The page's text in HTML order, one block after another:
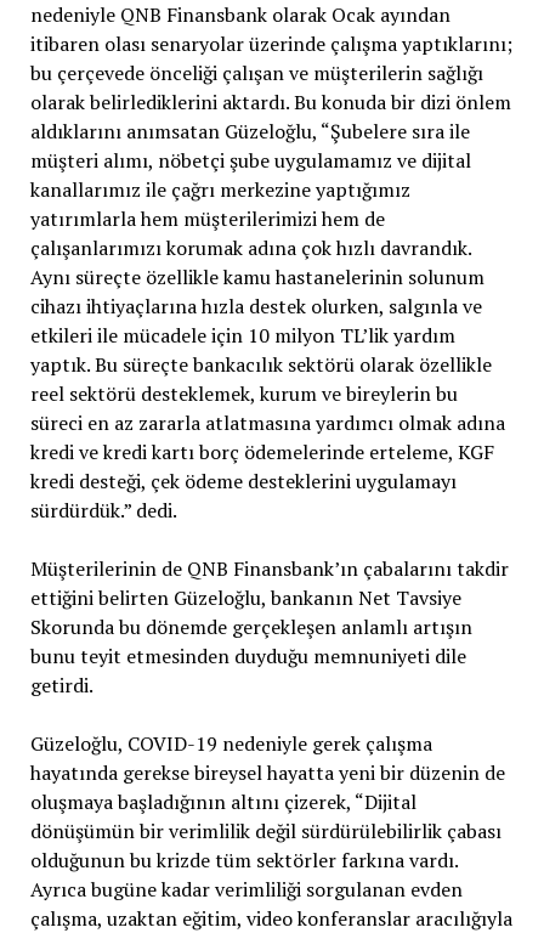
nedeniyle QNB Finansbank olarak Ocak ayından
itibaren olası senaryolar üzerinde çalışma yaptıklarını;
bu çerçevede önceliği çalışan ve müşterilerin sağlığı
olarak belirlediklerini aktardı. Bu konuda bir dizi önlem
aldıklarını anımsatan Güzeloğlu, “Şubelere sıra ile
müşteri alımı, nöbetçi şube uygulamamız ve dijital
kanallarımız ile çağrı merkezine yaptığımız
yatırımlarla hem müşterilerimizi hem de
çalışanlarımızı korumak adına çok hızlı davrandık.
Aynı süreçte özellikle kamu hastanelerinin solunum
cihazı ihtiyaçlarına hızla destek olurken, salgınla ve
etkileri ile mücadele için 10 milyon TL’lik yardım
yaptık. Bu süreçte bankacılık sektörü olarak özellikle
reel sektörü desteklemek, kurum ve bireylerin bu
süreci en az zararla atlatmasına yardımcı olmak adına
kredi ve kredi kartı borç ödemelerinde erteleme, KGF
kredi desteği, çek ödeme desteklerini uygulamayı
sürdürdük.” dedi.
Müşterilerinin de QNB Finansbank’ın çabalarını takdir
ettiğini belirten Güzeloğlu, bankanın Net Tavsiye
Skorunda bu dönemde gerçekleşen anlamlı artışın
bunu teyit etmesinden duyduğu memnuniyeti dile
getirdi.
Güzeloğlu, COVID-19 nedeniyle gerek çalışma
hayatında gerekse bireysel hayatta yeni bir düzenin de
oluşmaya başladığının altını çizerek, “Dijital
dönüşümün bir verimlilik değil sürdürülebilirlik çabası
olduğunun bu krizde tüm sektörler farkına vardı.
Ayrıca bugüne kadar verimliliği sorgulanan evden
çalışma, uzaktan eğitim, video konferanslar aracılığıyla